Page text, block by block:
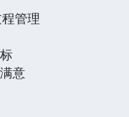
管理
意